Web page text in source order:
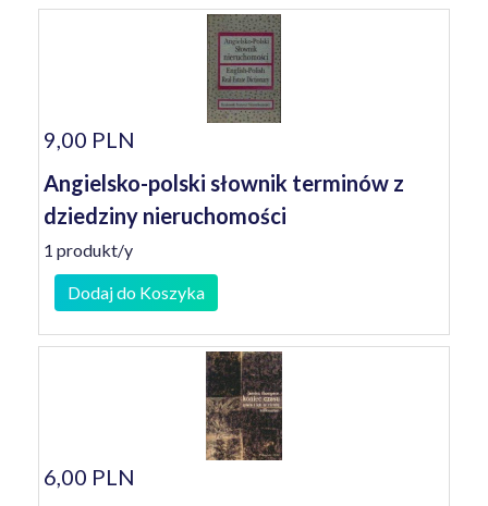
9,00 PLN
Angielsko-polski słownik terminów z
dziedziny nieruchomości
1 produkt/y
Dodaj do Koszyka
6,00 PLN